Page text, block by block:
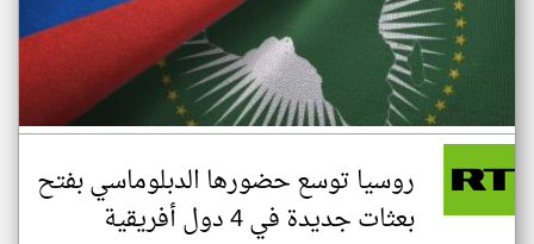
روسيا توسع حضورها الدبلوماسي بفتح
بعثات جديدة في 4 دول أفريقية